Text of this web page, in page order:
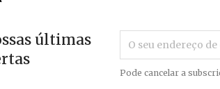
últimas
Pode cancelar a